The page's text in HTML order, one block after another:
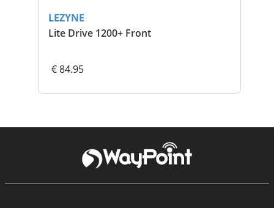
LEZYNE
Lite Drive 1200+ Front
€ 84.95